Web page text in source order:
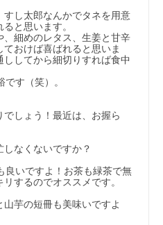
し太郎なんかでタネを用意
と思います。
細めのレタス、生姜と甘辛
おけば喜ばれると思いま
してから細切りすれば食中
す（笑）。
しょう！最近は、お握ら
なくないですか？
良いですよ！お茶も緑茶で無
するのでオススメです。
芋の短冊も美味いですよ